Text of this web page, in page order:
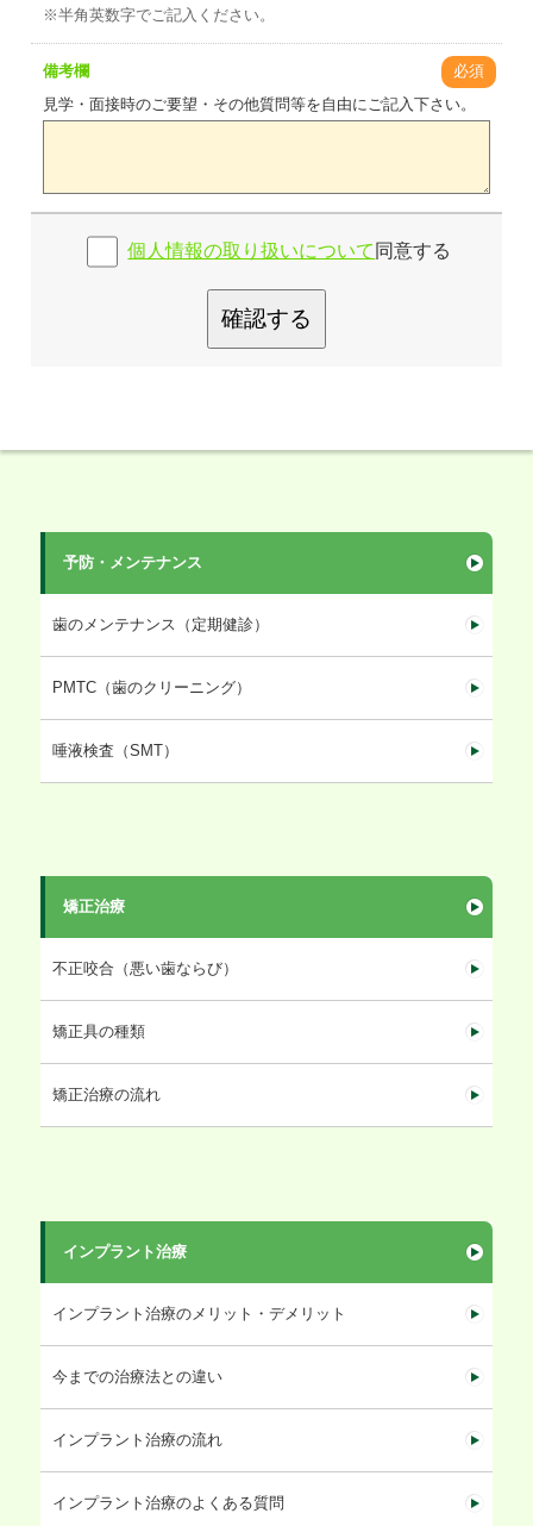
※半角英数字でご記入ください。
備考欄
必須
見学・面接時のご要望・その他質問等を自由にご記入下さい。
個人情報の取り扱いについて 同意する
確認する
予防・メンテナンス
歯のメンテナンス（定期健診）
PMTC（歯のクリーニング）
唾液検査（SMT）
矯正治療
不正咬合（悪い歯ならび）
矯正具の種類
矯正治療の流れ
インプラント治療
インプラント治療のメリット・デメリット
今までの治療法との違い
インプラント治療の流れ
インプラント治療のよくある質問